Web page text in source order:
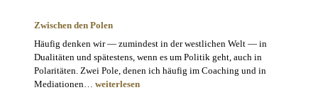
Zwischen den Polen
Häufig denken wir — zumindest in der westlichen Welt — in
Dualitäten und spätestens, wenn es um Politik geht, auch in
Polaritäten. Zwei Pole, denen ich häufig im Coaching und in
Mediationen… Zwischen
weiterlesen